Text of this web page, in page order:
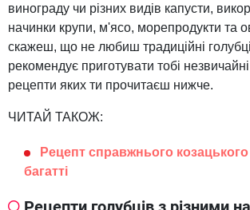
винограду чи різних видів капусти,
начинки крупи, м'ясо, морепродукти та
скажеш, що не любиш традиційні
рекомендує приготувати тобі незвичайні
рецепти яких ти прочитаєш нижче.
ЧИТАЙ ТАКОЖ:
Рецепт справжнього
багатті